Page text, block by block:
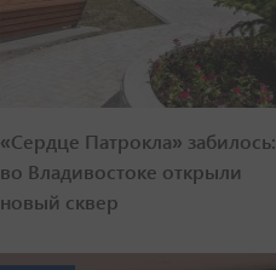
«Сердце Патрокла» забилось:
во Владивостоке открыли
новый сквер